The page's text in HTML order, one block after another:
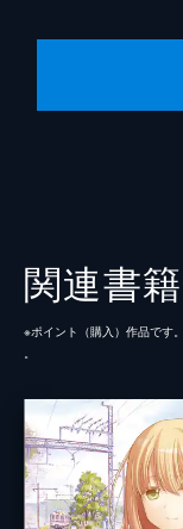
関連書
※ポイント（購⼊）作品です